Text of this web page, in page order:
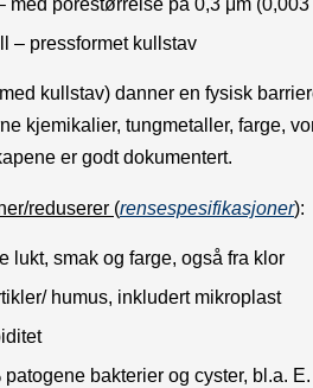
med porestørrelse på 0,3 μm (0,003
– pressformet kullstav
kullstav) danner en fysisk
kjemikalier, tungmetaller, farge,
er godt dokumentert.
reduserer (rensespesifikasjoner):
lukt, smak og farge, også fra klor
humus, inkludert mikroplast
patogene bakterier og cyster, bl.a.